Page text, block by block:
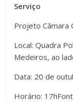
Serviço
Projeto Câmara
Local: Quadra
Medeiros, ao
Data: 20 de
Horário: 17h